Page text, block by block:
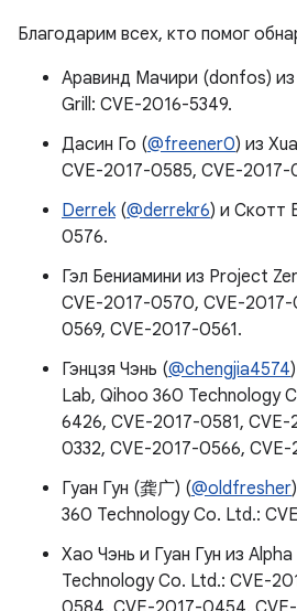
Благодарим всех, кто помог
Аравинд Мачири (donfos)
Grill: CVE-2016-5349.
Дасин Го (@freener0) из
CVE-2017-0585, CVE-2017-
Derrek(@derrekr6) и Скотт
0576.
Гэл Бениамини из Project
CVE-2017-0570, CVE-
0569, CVE-2017-0561.
Гэнцзя Чэнь (@chengjia4574
Lab, Qihoo 360 Technology
6426, CVE-2017-0581,
0332, CVE-2017-0566,
Гуан Гун (龚广) (@oldfresher
360 Technology Co. Ltd.:
Хао Чэнь и Гуан Гун из
Technology Co. Ltd.: CVE-